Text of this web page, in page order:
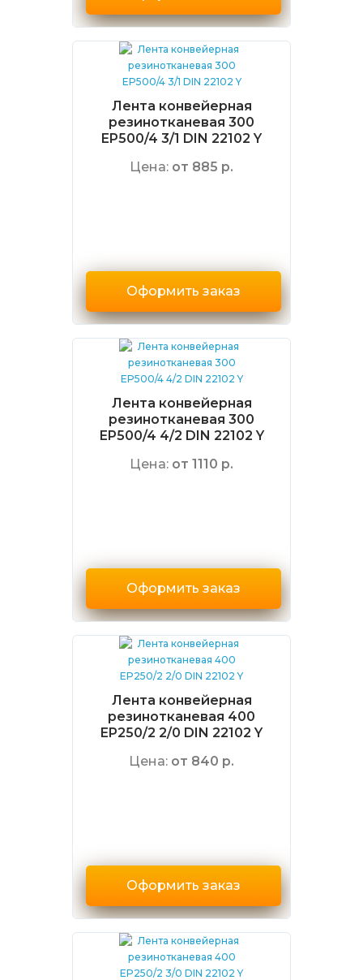
Лента конвейерная
резинотканевая 300
EP500/4 3/1 DIN 22102 Y
Цена: от 885 р.
Оформить заказ
Лента конвейерная
резинотканевая 300
EP500/4 4/2 DIN 22102 Y
Цена: от 1110 р.
Оформить заказ
Лента конвейерная
резинотканевая 400
EP250/2 2/0 DIN 22102 Y
Цена: от 840 р.
Оформить заказ